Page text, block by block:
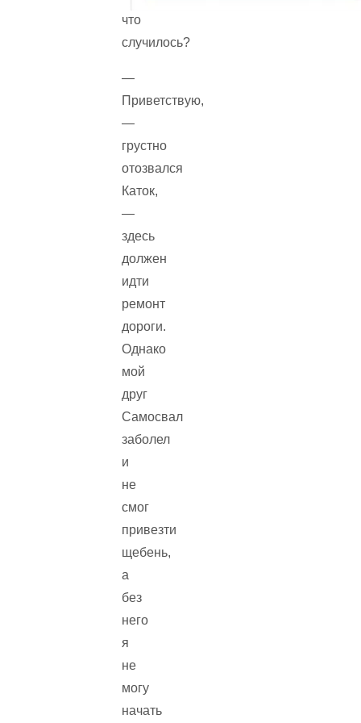
что
случилось?
—
Приветствую,
—
грустно
отозвался
Каток,
—
здесь
должен
идти
ремонт
дороги.
Однако
мой
друг
Самосвал
заболел
и
не
смог
привезти
щебень,
а
без
него
я
не
могу
начать